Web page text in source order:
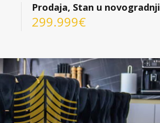
Prodaja, Stan u novogradnji
299.999€